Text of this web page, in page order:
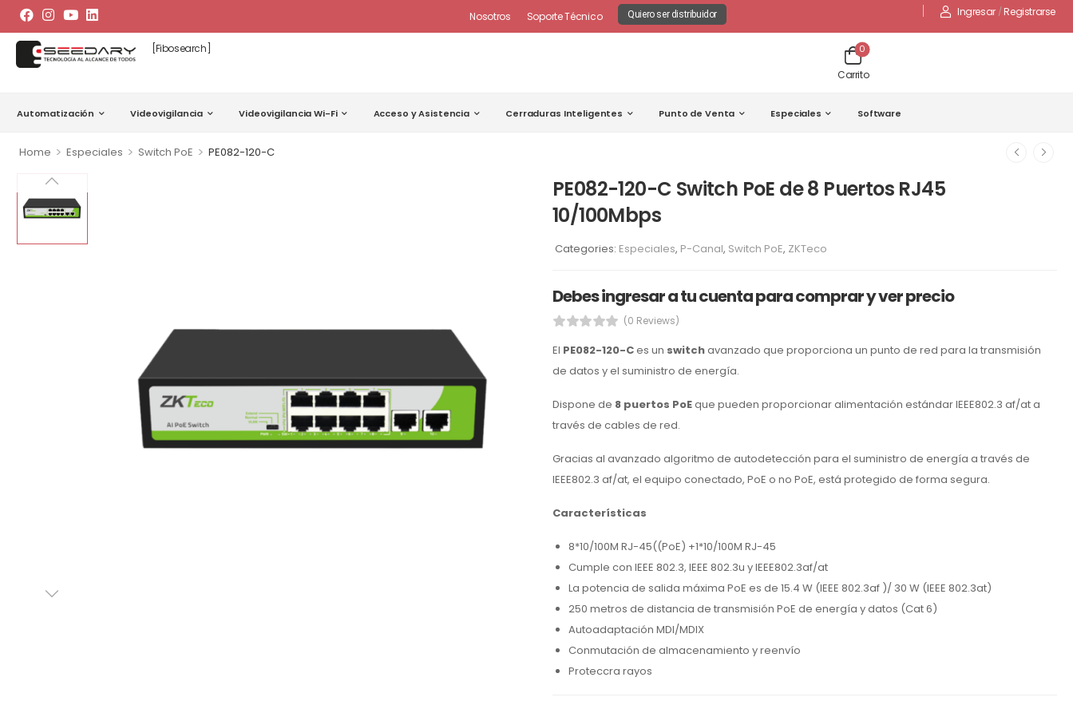
Nosotros Soporte Técnico Quiero ser distribuidor Ingresar /Registrarse
[fibosearch]
Carrito
0
Automatización Videovigilancia Videovigilancia Wi-Fi Acceso y Asistencia Cerraduras Inteligentes Punto de Venta Especiales Software
Home > Especiales > Switch PoE > PE082-120-C
PE082-120-C Switch PoE de 8 Puertos RJ45
10/100Mbps
Categories: Especiales, P-Canal, Switch PoE, ZKTeco
Debes ingresar a tu cuenta para comprar y ver precio
(0 Reviews)
El PE082-120-Ces un switchavanzado que proporciona un punto de red para la transmisión
de datos y el suministro de energía.
Dispone de 8 puertos PoEque pueden proporcionar alimentación estándar IEEE802.3 af/at a
través de cables de red.
Gracias al avanzado algoritmo de autodetección para el suministro de energía a través de
IEEE802.3 af/at, el equipo conectado, PoE o no PoE, está protegido de forma segura.
Características
8*10/100M RJ-45((PoE) +1*10/100M RJ-45
Cumple con IEEE 802.3, IEEE 802.3u y IEEE802.3af/at
La potencia de salida máxima PoE es de 15.4 W (IEEE 802.3af )/ 30 W (IEEE 802.3at)
250 metros de distancia de transmisión PoE de energía y datos (Cat 6)
Autoadaptación MDI/MDIX
Conmutación de almacenamiento y reenvío
Proteccra rayos